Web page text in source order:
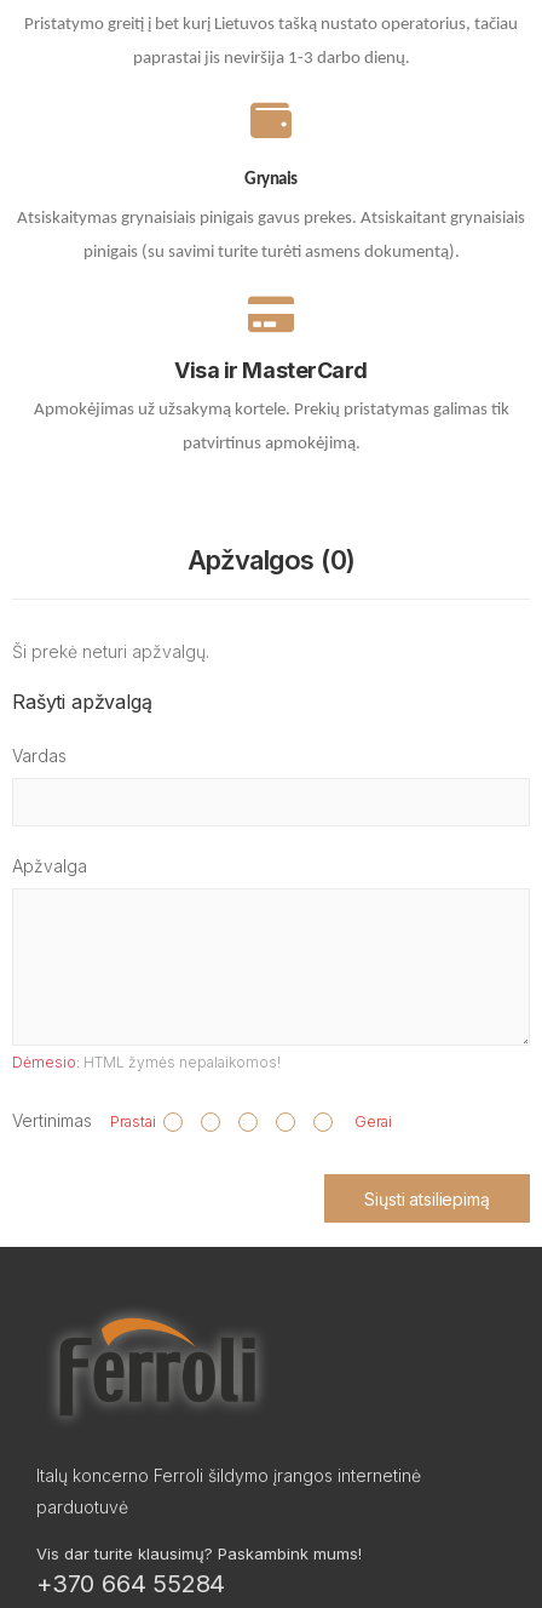
Pristatymo greitį į bet kurį Lietuvos tašką nustato operatorius, tačiau
paprastai jis neviršija 1-3 darbo dienų.
Grynais
Atsiskaitymas grynaisiais pinigais gavus prekes. Atsiskaitant grynaisiais
pinigais (su savimi turite turėti asmens dokumentą).
Visa ir MasterCard
Apmokėjimas už užsakymą kortele. Prekių pristatymas galimas tik
patvirtinus apmokėjimą.
Apžvalgos (0)
Ši prekė neturi apžvalgų.
Rašyti apžvalgą
Vardas
Apžvalga
Dėmesio: HTML žymės nepalaikomos!
Vertinimas Prastai Gerai
Siųsti atsiliepimą
Italų koncerno Ferroli šildymo įrangos internetinė
parduotuvė
Vis dar turite klausimų? Paskambink mums!
+370 664 55284